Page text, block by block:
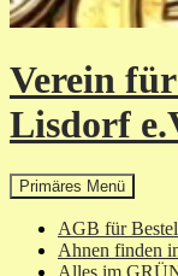
Verein
Lisdorf
Suchen
Primäres Menü
AGB für
Ahnen finden
Alles im